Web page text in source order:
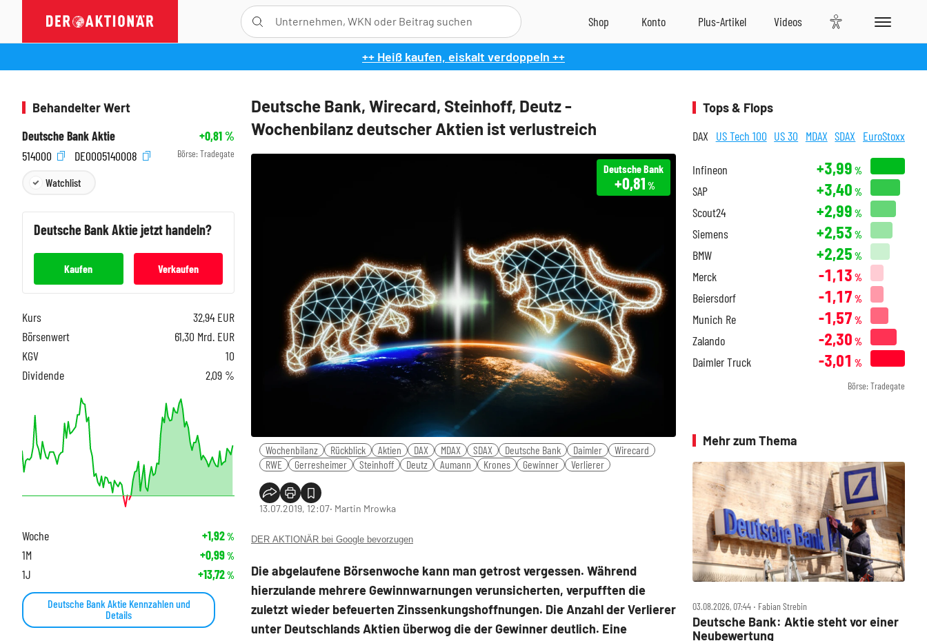
++ Heiß kaufen, eiskalt verdoppeln ++
Deutsche Bank, Wirecard, Steinhoff, Deutz -
Wochenbilanz deutscher Aktien ist verlustreich
Deutsche Bank
+0,81 %
Wochenbilanz Rückblick Aktien DAX MDAX SDAX Deutsche Bank Daimler
Wirecard
RWE
Gerresheimer Steinhoff Deutz Aumann Krones Gewinner Verlierer
13.07.2019, 12:07‧ Martin Mrowka
DER AKTIONÄR bei Google bevorzugen
Die abgelaufene Börsenwoche kann man getrost vergessen. Während
hierzulande mehrere Gewinnwarnungen verunsicherten, verpufften die
zuletzt wieder befeuerten Zinssenkungshoffnungen. Die Anzahl der Verlierer
unter Deutschlands Aktien überwog die der Gewinner deutlich. Eine
Behandelter Wert
Deutsche Bank Aktie
+0,81%
514000
DE0005140008 Börse: Tradegate
Watchlist
Deutsche BankAktie jetzt handeln?
Kaufen Verkaufen
Kurs 32,94 EUR
Börsenwert
61,30 Mrd. EUR
KGV
10
Dividende
2,09 %
Woche +1,92%
1M +0,99%
1J +13,72%
Deutsche Bank Aktie Kennzahlen und
Details
Tops & Flops
DAX US Tech 100 US 30 MDAX SDAX EuroStoxx
Infineon +3,99 %
SAP +3,40 %
Scout24 +2,99 %
Siemens +2,53 %
BMW +2,25 %
Merck -1,13 %
Beiersdorf -1,17 %
Munich Re -1,57 %
Zalando -2,30 %
Daimler Truck -3,01 %
Börse: Tradegate
Mehr zum Thema
03.08.2026, 07:44 ‧ Fabian Strebin
Deutsche Bank: Aktie steht vor einer
Neubewertung